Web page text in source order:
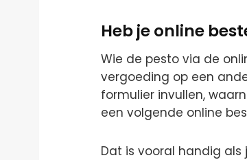
Heb je online
Wie de pesto via de
vergoeding op een
formulier invullen,
een volgende online
Dat is vooral handig